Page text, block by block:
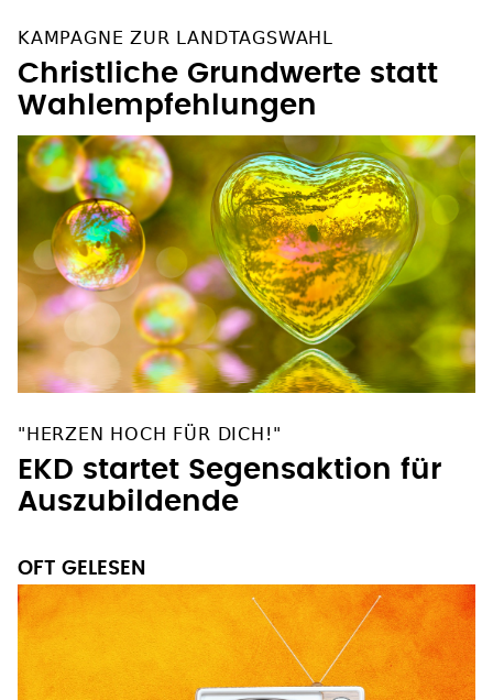
KAMPAGNE ZUR LANDTAGSWAHL
Christliche Grundwerte statt
Wahlempfehlungen
"HERZEN HOCH FÜR DICH!"
EKD startet Segensaktion für
Auszubildende
OFT GELESEN